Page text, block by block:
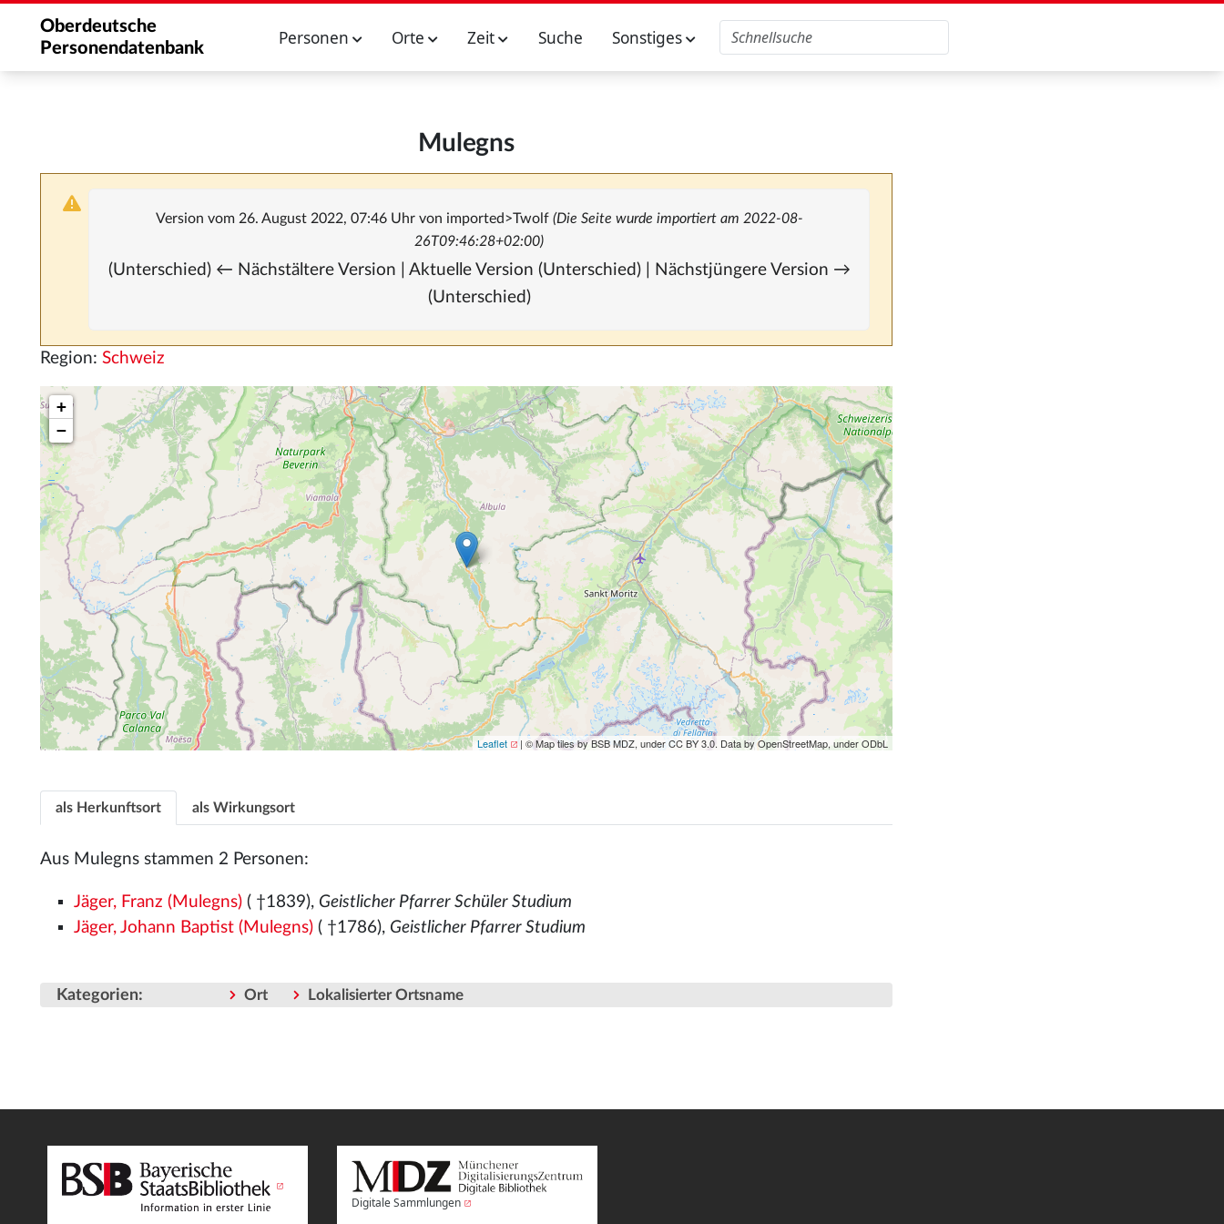
Oberdeutsche
Personendatenbank
Personen Orte Zeit Suche Sonstiges
Mulegns
Version vom 26. August 2022, 07:46 Uhr von imported>Twolf (Die Seite wurde importiert am 2022-08-
26T09:46:28+02:00)
(Unterschied) ← Nächstältere Version | Aktuelle Version (Unterschied) | Nächstjüngere Version →
(Unterschied)
Region: Schweiz
+
−
Leaflet | © Map tiles by BSB MDZ, under CC BY 3.0. Data by OpenStreetMap, under ODbL
als Herkunftsort als Wirkungsort
Aus Mulegns stammen 2 Personen:
Jäger, Franz (Mulegns) ( †1839), Geistlicher Pfarrer Schüler Studium
Jäger, Johann Baptist (Mulegns) ( †1786), Geistlicher Pfarrer Studium
Kategorien: Ort Lokalisierter Ortsname
Digitale Sammlungen